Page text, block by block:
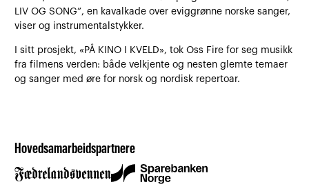
LIV OG SONG”, en kavalkade over eviggrønne norske sanger,
viser og instrumentalstykker.
I sitt prosjekt, «PÅ KINO I KVELD», tok Oss Fire for seg musikk
fra filmens verden: både velkjente og nesten glemte temaer
og sanger med øre for norsk og nordisk repertoar.
Hovedsamarbeidspartnere